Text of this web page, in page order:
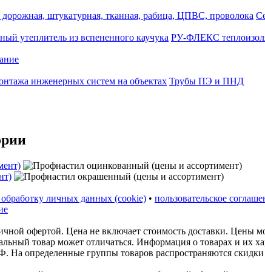
дорожная, штукатурная, тканная, рабица, ЦПВС, проволока
утеплитель из вспененного каучука РУ-ФЛЕКС
инженерных систем на объектах Трубы ПЭ и ПНД
личных данных (cookie) • пользовательское
офертой. Цена не включает стоимость доставки. Цены
товар может отличаться. Информация о товарах и их
На определенные группы товаров распространяются